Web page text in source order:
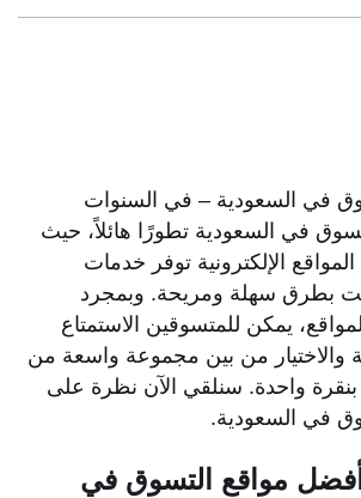
في السعودية – في السنوات
في السعودية تطورًا هائلاً، حيث
الإلكترونية توفر خدمات
بطرق سهلة ومريحة. وبمجرد
يمكن للمتسوقين الاستمتاع
والاختيار من بين مجموعة واسعة من
بنقرة واحدة. سنلقي الآن نظرة على
في السعودية.
أفضل مواقع التسوق في